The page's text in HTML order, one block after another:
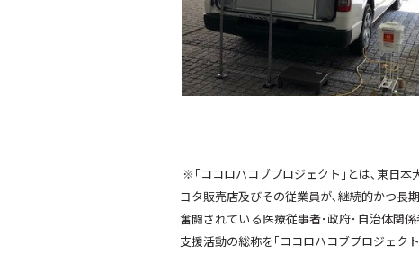
※｢ココロハコブプロジェクト｣とは､東日本
ヨタ販売店及びその従業員が､継続的かつ長
奮闘されている医療従事者･政府･自治体関
支援活動の総称を｢ココロハコブプロジェク